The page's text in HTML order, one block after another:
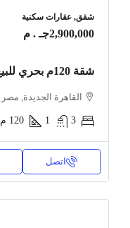
شقق, عقارات سكنية
2,900,000جـ . م
شقة 120م بحري للبيع بمدينة المستقبل قطاع 500
القاهرة الجديدة, مصر
3
1
120 م2
اتصل